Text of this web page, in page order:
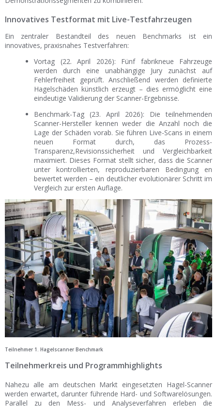
Innovatives Testformat mit Live-Testfahrzeugen
Ein zentraler Bestandteil des neuen Benchmarks ist ein
innovatives, praxisnahes Testverfahren:
Vortag (22. April 2026): Fünf fabrikneue Fahrzeuge
werden durch eine unabhängige Jury zunächst auf
Fehlerfreiheit geprüft. Anschließend werden definierte
Hagelschäden künstlich erzeugt – dies ermöglicht eine
eindeutige Validierung der Scanner-Ergebnisse.
Benchmark-Tag (23. April 2026): Die teilnehmenden
Scanner-Hersteller kennen weder die Anzahl noch die
Lage der Schäden vorab. Sie führen Live-Scans in einem
neuen Format durch, das Prozess-
Transparenz,Revisionssicherheit und Vergleichbarkeit
maximiert. Dieses Format stellt sicher, dass die Scanner
unter kontrollierten, reproduzierbaren Bedingung en
bewertet werden – ein deutlicher evolutionärer Schritt im
Vergleich zur ersten Auflage.
Teilnehmer 1. Hagelscanner Benchmark
Teilnehmerkreis und Programmhighlights
Nahezu alle am deutschen Markt eingesetzten Hagel-Scanner
werden erwartet, darunter führende Hard- und Softwarelösungen.
Parallel zu den Mess- und Analyseverfahren erleben die